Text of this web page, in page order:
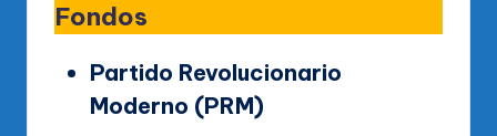
Fondos
Partido Revolucionario
Moderno (PRM)